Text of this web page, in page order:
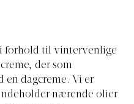
forhold til vintervenlige
der som
en dagcreme. Vi er
nærende olier